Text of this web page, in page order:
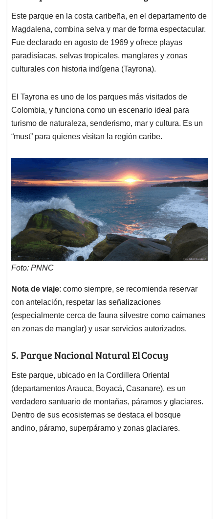
Este parque en la costa caribeña, en el departamento de
Magdalena, combina selva y mar de forma espectacular.
Fue declarado en agosto de 1969 y ofrece playas
paradisíacas, selvas tropicales, manglares y zonas
culturales con historia indígena (Tayrona).
El Tayrona es uno de los parques más visitados de
Colombia, y funciona como un escenario ideal para
turismo de naturaleza, senderismo, mar y cultura. Es un
“must” para quienes visitan la región caribe.
Foto: PNNC
Nota de viaje: como siempre, se recomienda reservar
con antelación, respetar las señalizaciones
(especialmente cerca de fauna silvestre como caimanes
en zonas de manglar) y usar servicios autorizados.
5. Parque Nacional Natural El Cocuy
Este parque, ubicado en la Cordillera Oriental
(departamentos Arauca, Boyacá, Casanare), es un
verdadero santuario de montañas, páramos y glaciares.
Dentro de sus ecosistemas se destaca el bosque
andino, páramo, superpáramo y zonas glaciares.